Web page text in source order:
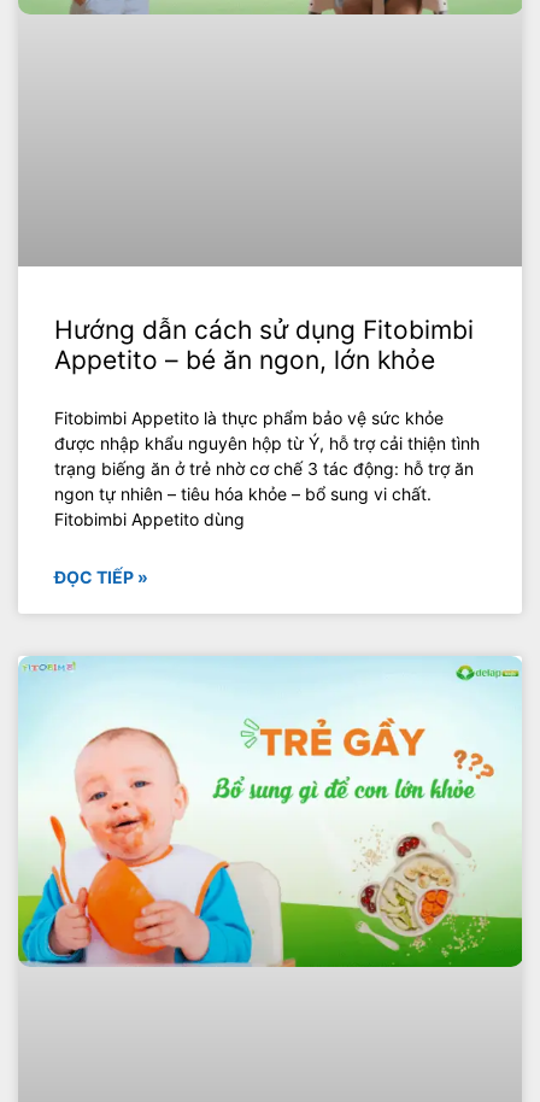
Hướng dẫn cách sử dụng Fitobimbi
Appetito – bé ăn ngon, lớn khỏe
Fitobimbi Appetito là thực phẩm bảo vệ sức khỏe
được nhập khẩu nguyên hộp từ Ý, hỗ trợ cải thiện tình
trạng biếng ăn ở trẻ nhờ cơ chế 3 tác động: hỗ trợ ăn
ngon tự nhiên – tiêu hóa khỏe – bổ sung vi chất.
Fitobimbi Appetito dùng
ĐỌC TIẾP »